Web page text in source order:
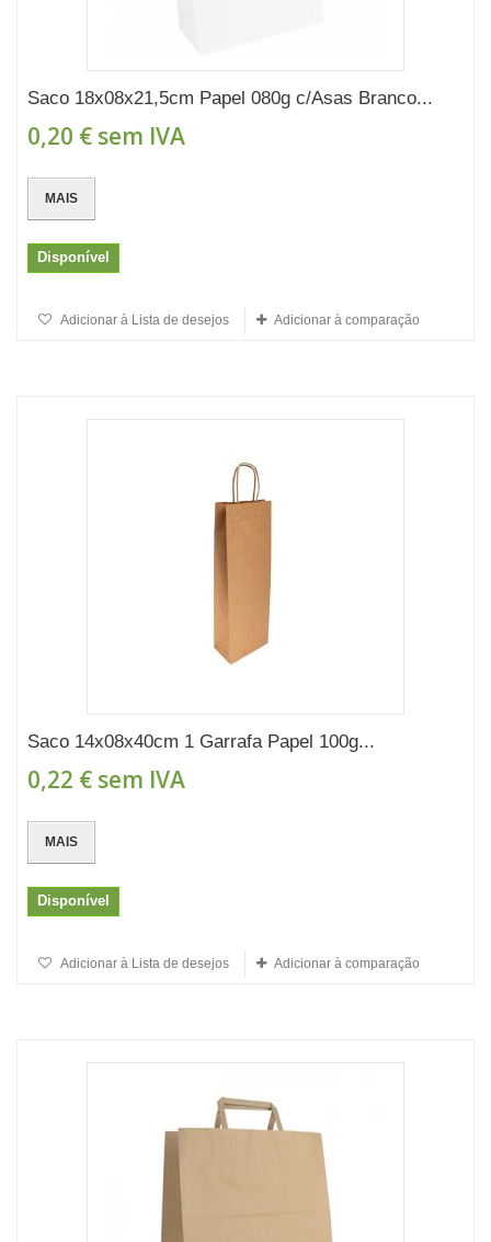
Saco 18x08x21,5cm Papel 080g c/Asas Branco...
0,20 € sem IVA
MAIS
Disponível
Adicionar à Lista de desejos Adicionar à comparação
Saco 14x08x40cm 1 Garrafa Papel 100g...
0,22 € sem IVA
MAIS
Disponível
Adicionar à Lista de desejos Adicionar à comparação